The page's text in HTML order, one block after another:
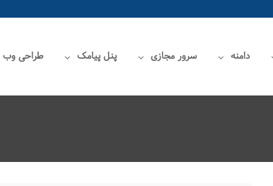
دامنه سرور مجازی پنل پیامک طراحی وب